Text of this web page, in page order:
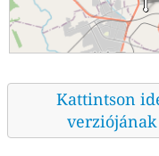
Kattintson